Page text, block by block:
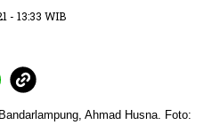
- 13:33 WIB